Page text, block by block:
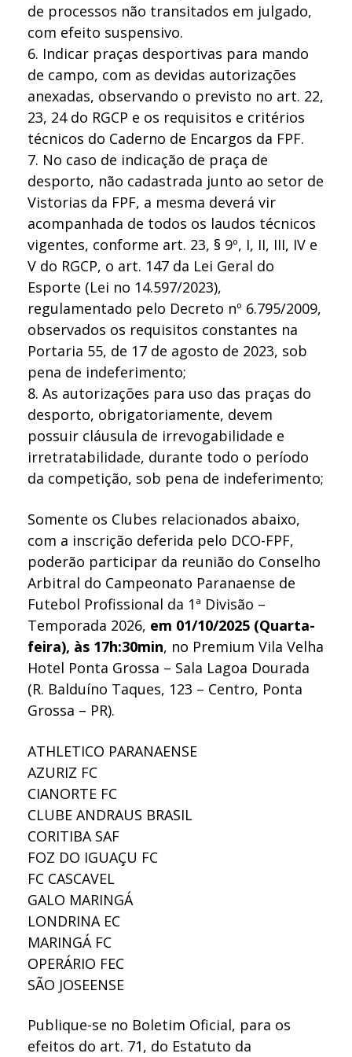
de processos não transitados em julgado,
com efeito suspensivo.
6. Indicar praças desportivas para mando
de campo, com as devidas autorizações
anexadas, observando o previsto no art. 22,
23, 24 do RGCP e os requisitos e critérios
técnicos do Caderno de Encargos da FPF.
7. No caso de indicação de praça de
desporto, não cadastrada junto ao setor de
Vistorias da FPF, a mesma deverá vir
acompanhada de todos os laudos técnicos
vigentes, conforme art. 23, § 9º, I, II, III, IV e
V do RGCP, o art. 147 da Lei Geral do
Esporte (Lei no 14.597/2023),
regulamentado pelo Decreto nº 6.795/2009,
observados os requisitos constantes na
Portaria 55, de 17 de agosto de 2023, sob
pena de indeferimento;
8. As autorizações para uso das praças do
desporto, obrigatoriamente, devem
possuir cláusula de irrevogabilidade e
irretratabilidade, durante todo o período
da competição, sob pena de indeferimento;
Somente os Clubes relacionados abaixo,
com a inscrição deferida pelo DCO-FPF,
poderão participar da reunião do Conselho
Arbitral do Campeonato Paranaense de
Futebol Profissional da 1ª Divisão –
Temporada 2026, em 01/10/2025 (Quarta-
feira), às 17h:30min, no Premium Vila Velha
Hotel Ponta Grossa – Sala Lagoa Dourada
(R. Balduíno Taques, 123 – Centro, Ponta
Grossa – PR).
ATHLETICO PARANAENSE
AZURIZ FC
CIANORTE FC
CLUBE ANDRAUS BRASIL
CORITIBA SAF
FOZ DO IGUAÇU FC
FC CASCAVEL
GALO MARINGÁ
LONDRINA EC
MARINGÁ FC
OPERÁRIO FEC
SÃO JOSEENSE
Publique-se no Boletim Oficial, para os
efeitos do art. 71, do Estatuto da